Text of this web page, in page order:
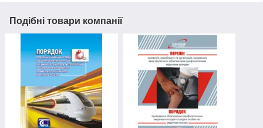
Подібні товари компанії